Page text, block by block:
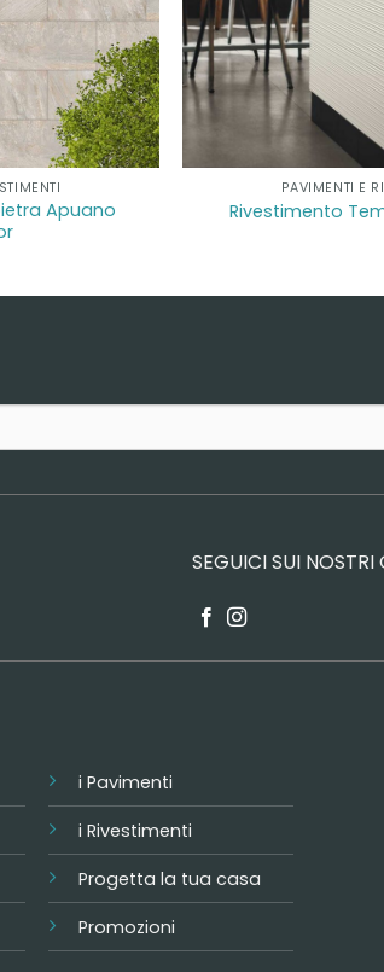
Apuano
PAVIMENTI E
Rivestimento
SEGUICI SUI NOSTRI
i Pavimenti
i Rivestimenti
Progetta la tua casa
Promozioni